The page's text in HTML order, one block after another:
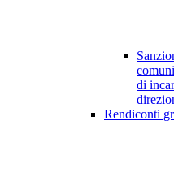
di
Rendiconti